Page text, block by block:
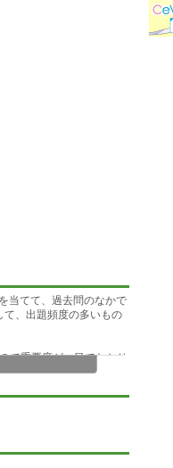
当てて、過去問のなかで
、出題頻度の多いもの
で重要度が一目でわかり
トが身に付きます。
回分の過去問を纏めるか